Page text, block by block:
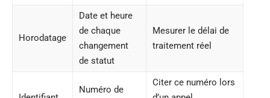
Horodatage
Date et heure
de chaque
changement
de statut
Mesurer le délai de
traitement réel
Numéro de
Citer ce numéro lors